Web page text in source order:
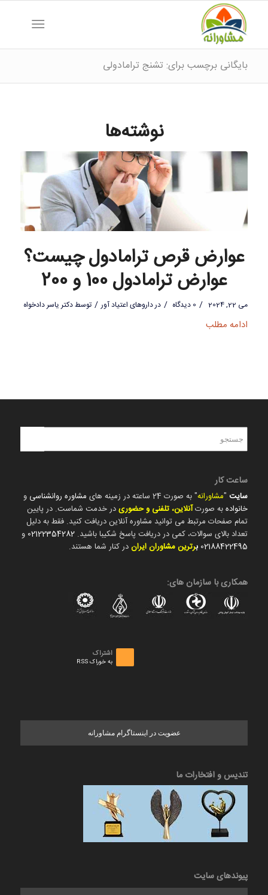
بایگانی برچسب برای: تشنج ترامادولی
نوشته‌ها
عوارض قرص ترامادول چیست؟
عوارض ترامادول 100 و 200
می 22, 2024 / 0 دیدگاه / درداروهای اعتیاد آور / توسطدکتر یاسر دادخواه
ادامه مطلب
ساعت کار
سایت"مشاورانه" به صورت 24 ساعته در زمینه های مشاوره روانشناسی و
خانوادهبه صورتآنلاین، تلفنی و حضوریدر خدمت شماست. در پایین
تمام صفحات مرتبط می توانید مشاوره آنلاین دریافت کنید. فقط به دلیل
تعداد بالای سوالات، کمی در دریافت پاسخ شکیبا باشید. 02122354282 و
02188422495 برترین مشاوران ایراندر کنار شما هستند.
همکاری با سازمان های:
اشتراک
به خوراک RSS
عضویت در اینستاگرام مشاورانه
تندیس و افتخارات ما
پیوندهای سایت